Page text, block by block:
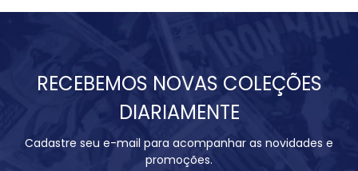
RECEBEMOS NOVAS COLEÇÕES
DIARIAMENTE
Cadastre seu e-mail para acompanhar as novidades e
promoções.